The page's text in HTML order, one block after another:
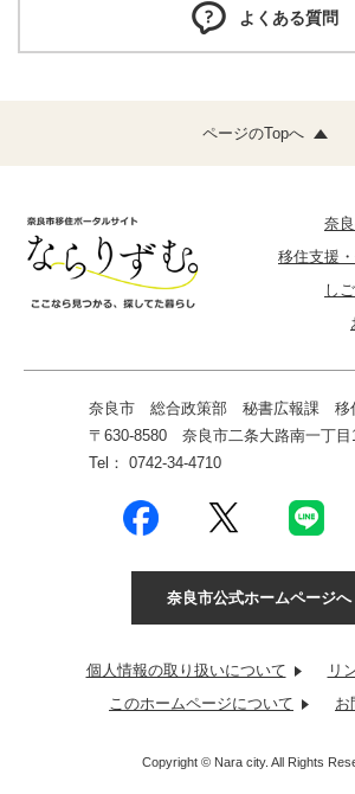
よくある質問
ページのTopへ
奈
移住支援・
し
奈良市 総合政策部 秘書広報課 移
〒630-8580 奈良市二条大路南一丁目
Tel： 0742-34-4710
奈良市公式ホームページへ
個人情報の取り扱いについて
リ
このホームページについて
お
Copyright © Nara city. All Rights